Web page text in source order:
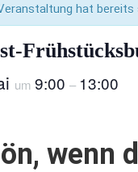
hat
um 9:00 – 13:00
wenn